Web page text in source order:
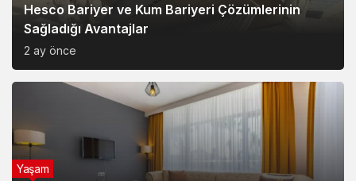
Hesco Bariyer ve Kum Bariyeri Çözümlerinin
Sağladığı Avantajlar
2 ay önce
Yaşam